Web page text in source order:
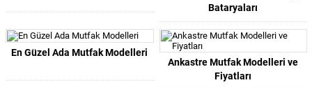
Bataryaları
En Güzel Ada Mutfak Modelleri
Ankastre Mutfak Modelleri ve
Fiyatları